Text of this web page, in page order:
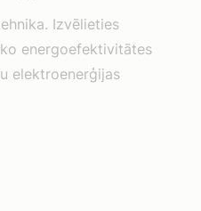
Izvēlieties
energoefektivitātes
elektroenerģijas